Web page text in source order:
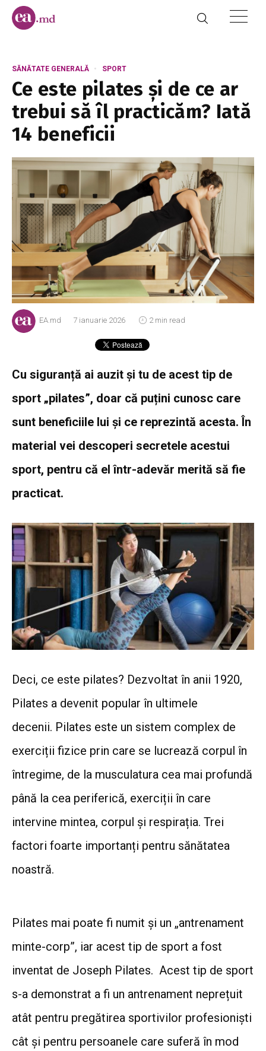
SĂNĂTATE GENERALĂ SPORT
Ce este pilates și de ce ar
trebui să îl practicăm? Iată
14 beneficii
EA.md 7 ianuarie 2026 2 min read
Cu siguranță ai auzit și tu de acest tip de
sport „pilates”, doar că puțini cunosc care
sunt beneficiile lui și ce reprezintă acesta. În
material vei descoperi secretele acestui
sport, pentru că el într-adevăr merită să fie
practicat.
Deci, ce este pilates? Dezvoltat în anii 1920,
Pilates a devenit popular în ultimele
decenii. Pilates este un sistem complex de
exerciții fizice prin care se lucrează corpul în
întregime, de la musculatura cea mai profundă
până la cea periferică, exerciții în care
intervine mintea, corpul și respirația. Trei
factori foarte importanți pentru sănătatea
noastră.
Pilates mai poate fi numit și un „antrenament
minte-corp”, iar acest tip de sport a fost
inventat de Joseph Pilates. Acest tip de sport
s-a demonstrat a fi un antrenament neprețuit
atât pentru pregătirea sportivilor profesioniști
cât și pentru persoanele care suferă în mod